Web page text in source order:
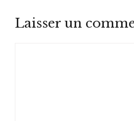
Laisser un